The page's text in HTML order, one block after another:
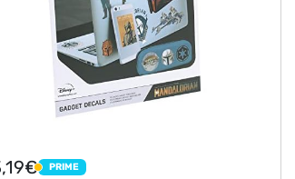
PRIME
PRIME